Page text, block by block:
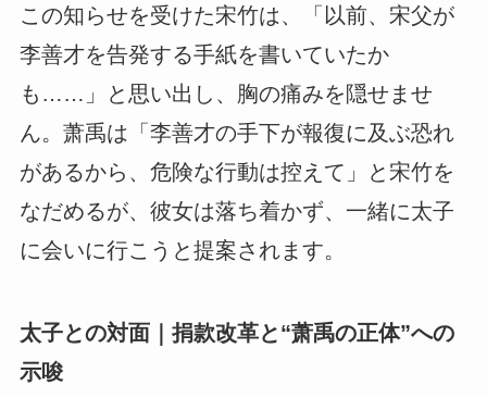
この知らせを受けた宋竹は、「以前、宋父が
李善才を告発する手紙を書いていたか
も……」と思い出し、胸の痛みを隠せませ
ん。萧禹は「李善才の手下が報復に及ぶ恐れ
があるから、危険な行動は控えて」と宋竹を
なだめるが、彼女は落ち着かず、一緒に太子
に会いに行こうと提案されます。
太子との対面｜捐款改革と“萧禹の正体”への
示唆